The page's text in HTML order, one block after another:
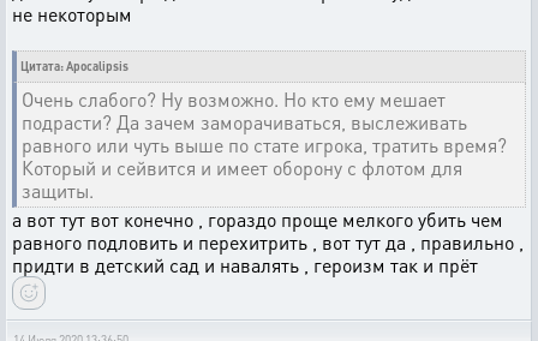
не некоторым
Цитата: Apocalipsis
Очень слабого? Ну возможно. Но кто ему мешает
подрасти? Да зачем заморачиваться, выслеживать
равного или чуть выше по стате игрока, тратить время?
Который и сейвится и имеет оборону с флотом для
защиты.
а вот тут вот конечно , гораздо проще мелкого убить чем
равного подловить и перехитрить , вот тут да , правильно ,
придти в детский сад и навалять , героизм так и прёт